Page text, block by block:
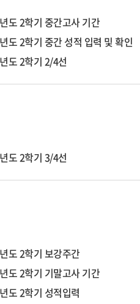
도 2학기 중간고사 기간
도 2학기 중간 성적 입력 및 확인
도 2학기 2/4선
도 2학기 3/4선
도 2학기 보강주간
도 2학기 기말고사 기간
도 2학기 성적입력